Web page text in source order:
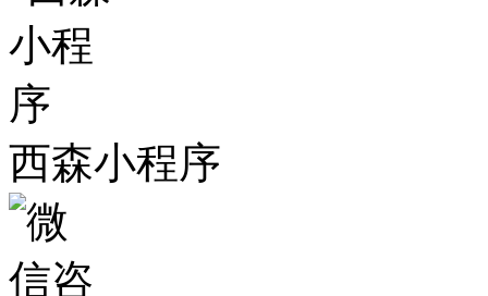
西森小程序